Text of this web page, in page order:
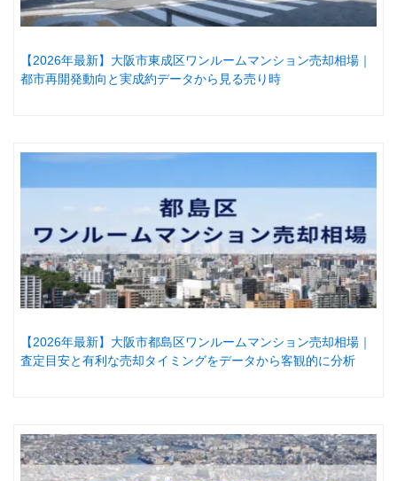
【2026年最新】大阪市東成区ワンルームマンション売却相場｜
都市再開発動向と実成約データから見る売り時
【2026年最新】大阪市都島区ワンルームマンション売却相場｜
査定目安と有利な売却タイミングをデータから客観的に分析